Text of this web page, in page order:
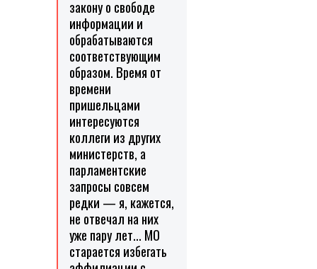
закону о свободе
информации и
обрабатываются
соответствующим
образом. Время от
времени
пришельцами
интересуются
коллеги из других
министерств, а
парламентские
запросы совсем
редки — я, кажется,
не отвечал на них
уже пару лет... МО
старается избегать